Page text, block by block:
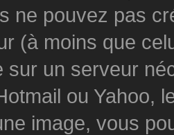
ne pouvez pas
(à moins que
sur un serveur
ou Yahoo,
image, vous